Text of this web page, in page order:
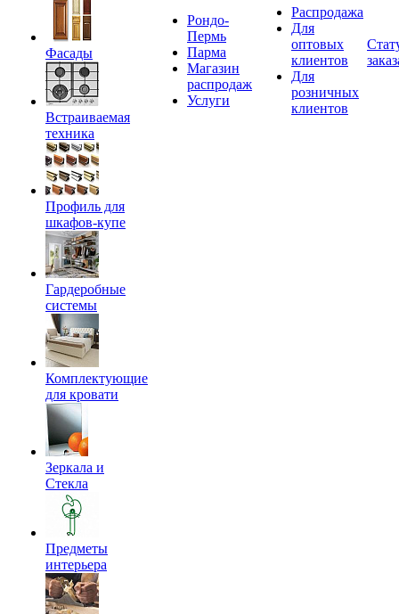
Фасады
Встраиваемая
техника
Профиль для
шкафов-купе
Гардеробные
системы
Комплектующие
для кровати
Зеркала и
Стекла
Предметы
интерьера
Рондо-
Пермь
Парма
Магазин
распродаж
Услуги
Распродажа
Для
оптовых
клиентов
Для
розничных
клиентов